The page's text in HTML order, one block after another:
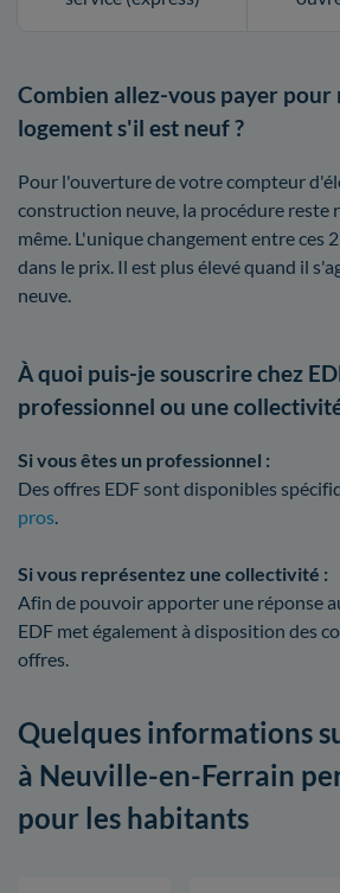
Combien allez-vous payer
logement s'il est neuf ?
Pour l'ouverture de votre compteur
construction neuve, la procédure reste
même. L'unique changement entre ces
dans le prix. Il est plus élevé quand il
neuve.
À quoi puis-je souscrire chez
professionnel ou une
Si vous êtes un professionnel :
Des offres EDF sont disponibles
pros.
Si vous représentez une collectivité :
Afin de pouvoir apporter une réponse
EDF met également à disposition des
offres.
Quelques informations
à Neuville-en-Ferrain
pour les habitants